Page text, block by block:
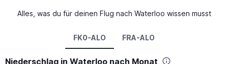
Alles, was du für deinen Flug nach Waterloo wissen musst
FK0-ALO FRA-ALO
Niederschlag in Waterloo nach Monat